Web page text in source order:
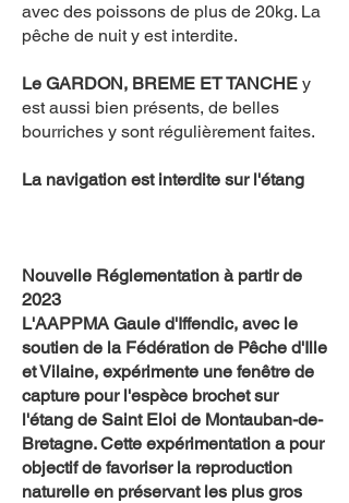
avec des poissons de plus de 20kg. La
pêche de nuit y est interdite.
Le GARDON, BREME ET TANCHE y
est aussi bien présents, de belles
bourriches y sont régulièrement faites.
La navigation est interdite sur l'étang
Nouvelle Réglementation à partir de
2023
L'AAPPMA Gaule d'Iffendic, avec le
soutien de la Fédération de Pêche d'Ille
et Vilaine, expérimente une fenêtre de
capture pour l'espèce brochet sur
l'étang de Saint Eloi de Montauban-de-
Bretagne. Cette expérimentation a pour
objectif de favoriser la reproduction
naturelle en préservant les plus gros